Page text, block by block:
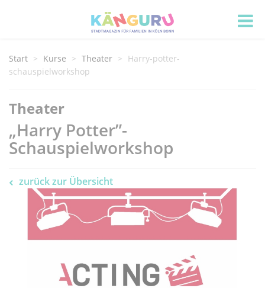
Start Kurse Theater
Harry-potter-
schauspielworkshop
Theater
„Harry Potter”-
Schauspielworkshop
zurück zur Übersicht